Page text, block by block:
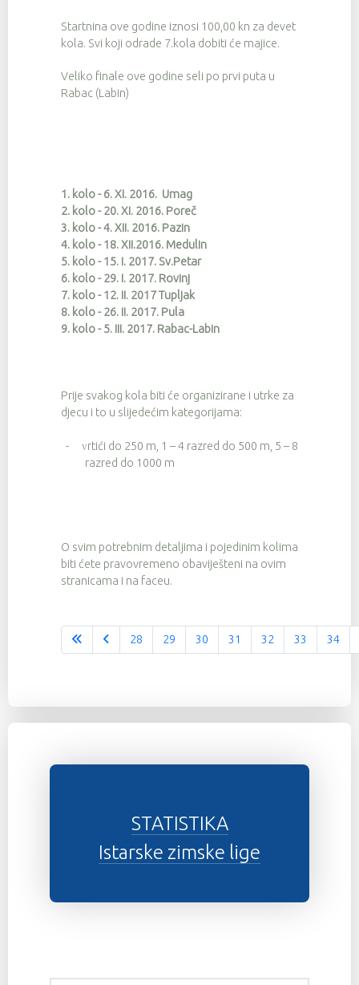
Startnina ove godine iznosi 100,00 kn za devet
kola. Svi koji odrade 7.kola dobiti će majice.
Veliko finale ove godine seli po prvi puta u
Rabac (Labin)
1. kolo - 6. XI. 2016. Umag
2. kolo - 20. XI. 2016. Poreč
3. kolo - 4. XII. 2016. Pazin
4. kolo - 18. XII.2016. Medulin
5. kolo - 15. I. 2017. Sv.Petar
6. kolo - 29. I. 2017. Rovinj
7. kolo - 12. II. 2017 Tupljak
8. kolo - 26. II. 2017. Pula
9. kolo - 5. III. 2017. Rabac-Labin
Prije svakog kola biti će organizirane i utrke za
djecu i to u slijedećim kategorijama:
- V rtići do 250 m, 1 – 4 razred do 500 m, 5 – 8
razred do 1000 m
O svim potrebnim detaljima i pojedinim kolima
biti ćete pravovremeno obaviješteni na ovim
stranicama i na faceu.
Stranica 37 od 37
28 29 30 31 32 33 34
STATISTIKA
Istarske zimske lige